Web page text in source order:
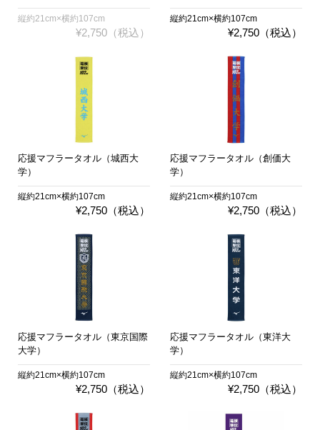
縦約21cm×横約107cm
¥2,750（税込）
縦約21cm×横約107cm
¥2,750（税込）
応援マフラータオル（城西大
学）
縦約21cm×横約107cm
¥2,750（税込）
応援マフラータオル（創価大
学）
縦約21cm×横約107cm
¥2,750（税込）
応援マフラータオル（東京国際
大学）
縦約21cm×横約107cm
¥2,750（税込）
応援マフラータオル（東洋大
学）
縦約21cm×横約107cm
¥2,750（税込）